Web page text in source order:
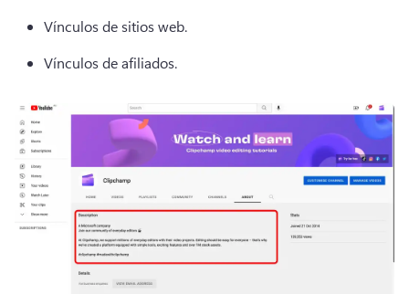
Vínculos de sitios web.
Vínculos de afiliados.